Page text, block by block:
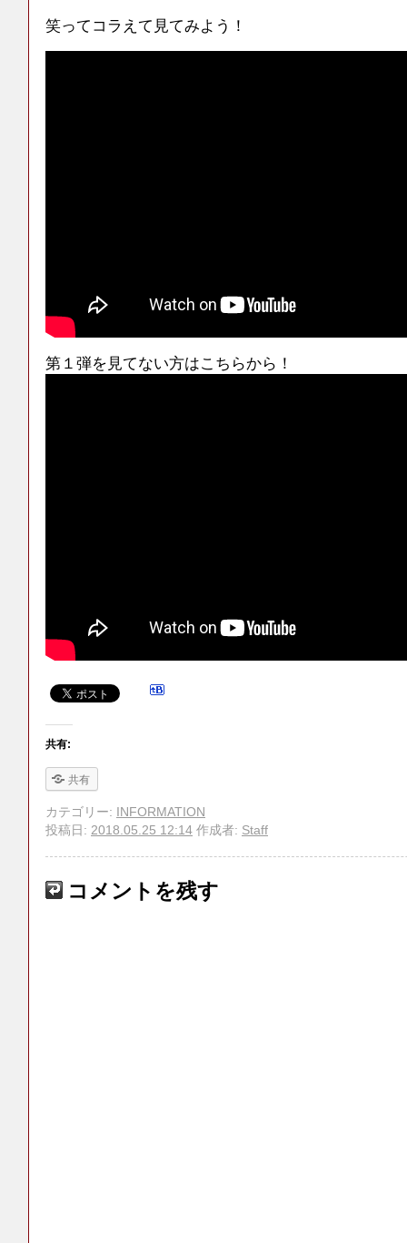
笑ってコラえて見てみよう！
第１弾を見てない方はこちらから！
共有:
共有
カテゴリー: INFORMATION
投稿日: 2018.05.25 12:14 作成者: Staff
コメントを残す